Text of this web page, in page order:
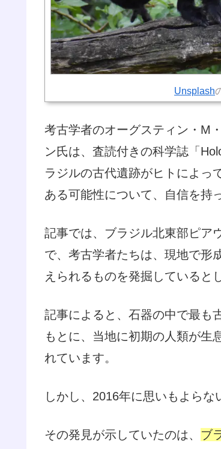
Unsplash
考古学者のオーグスティン・M
ン氏は、査読付きの科学誌「
ラジルの古代遺跡がヒトによっ
ある可能性について、自信を持
記事では、ブラジル北東部ピア
で、考古学者たちは、現地で形
えられるものを発掘していると
記事によると、石器の中で最も
もとに、当地に初期の人類が生
れています。
しかし、2016年に思いもよらな
その発見が示していたのは、 ブ